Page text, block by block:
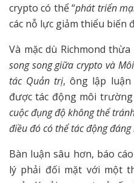
crypto có thể “phát triển
các nỗ lực giảm thiểu biến
Và mặc dù Richmond
song song giữa crypto và
tác Quản trị, ông lập
được tác động môi
cuộc đụng độ không thể
điều đó có thể tác động
Bàn luận sâu hơn, báo
lý phải đối mặt với một